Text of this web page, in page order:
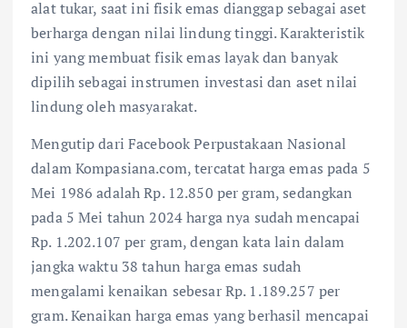
alat tukar, saat ini fisik emas dianggap sebagai aset
berharga dengan nilai lindung tinggi. Karakteristik
ini yang membuat fisik emas layak dan banyak
dipilih sebagai instrumen investasi dan aset nilai
lindung oleh masyarakat.
Mengutip dari Facebook Perpustakaan Nasional
dalam Kompasiana.com, tercatat harga emas pada 5
Mei 1986 adalah Rp. 12.850 per gram, sedangkan
pada 5 Mei tahun 2024 harga nya sudah mencapai
Rp. 1.202.107 per gram, dengan kata lain dalam
jangka waktu 38 tahun harga emas sudah
mengalami kenaikan sebesar Rp. 1.189.257 per
gram. Kenaikan harga emas yang berhasil mencapai